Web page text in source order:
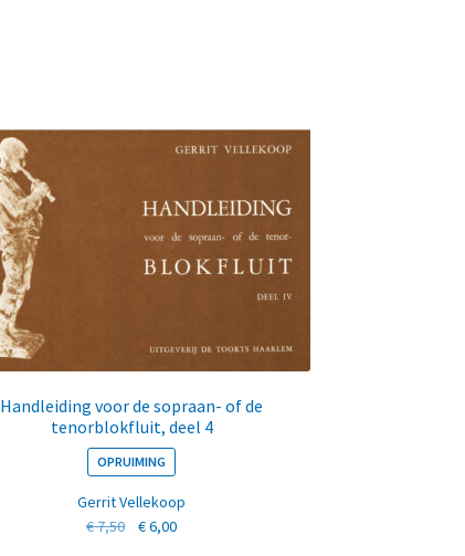
Handleiding voor de sopraan- of de
tenorblokfluit, deel 4
OPRUIMING
Gerrit Vellekoop
€7,50
Oorspronkelijke
€6,00Huidige